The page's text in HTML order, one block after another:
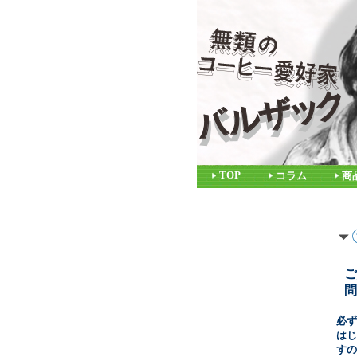
TOP コラム 商
必
は
す